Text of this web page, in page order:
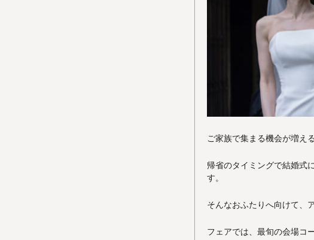
ご家族で集まる機会が増える
帰省のタイミングで結婚式
す。
そんなおふたりへ向けて、
フェアでは、最旬の会場コ